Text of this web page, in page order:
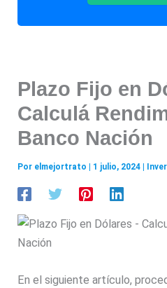
Plazo Fijo en
Calculá
Banco Nación
Por elmejortrato 1 julio, 2024
En el siguiente artículo,